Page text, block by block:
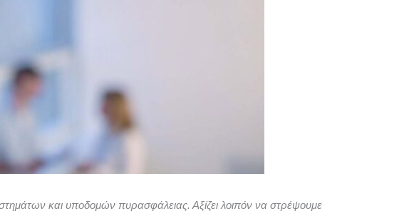
και υποδομών πυρασφάλειας. Αξίζει λοιπόν να στρέψουμε